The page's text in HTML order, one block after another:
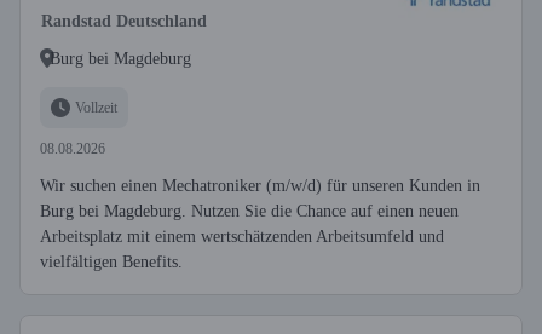
Randstad Deutschland
Burg bei Magdeburg
Vollzeit
08.08.2026
Wir suchen einen Mechatroniker (m/w/d) für unseren Kunden in
Burg bei Magdeburg. Nutzen Sie die Chance auf einen neuen
Arbeitsplatz mit einem wertschätzenden Arbeitsumfeld und
vielfältigen Benefits.